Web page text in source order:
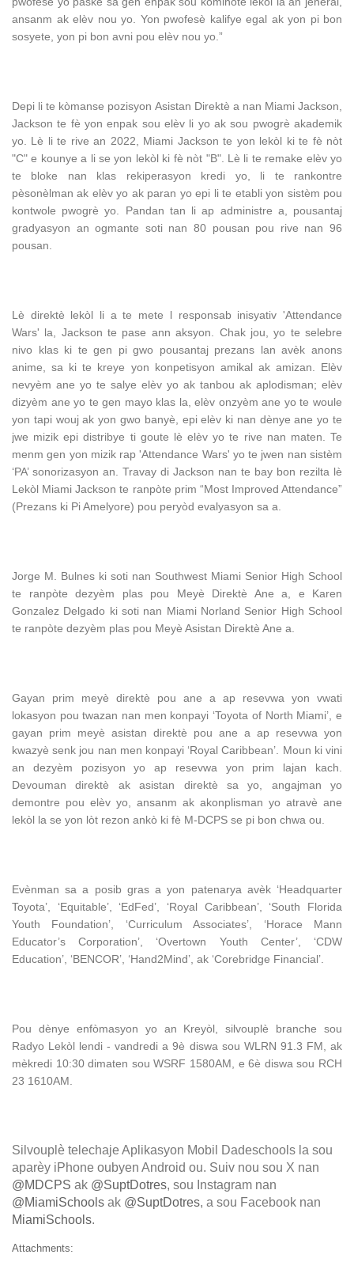
ansanm ak elèv nou yo. Yon pwofesè kalifye egal ak yon pi bon
sosyete, yon pi bon avni pou elèv nou yo.”
Depi li te kòmanse pozisyon Asistan Direktè a nan Miami Jackson,
Jackson te fè yon enpak sou elèv li yo ak sou pwogrè akademik
yo. Lè li te rive an 2022, Miami Jackson te yon lekòl ki te fè nòt
"C" e kounye a li se yon lekòl ki fè nòt "B". Lè li te remake elèv yo
te bloke nan klas rekiperasyon kredi yo, li te rankontre
pèsonèlman ak elèv yo ak paran yo epi li te etabli yon sistèm pou
kontwole pwogrè yo. Pandan tan li ap administre a, pousantaj
gradyasyon an ogmante soti nan 80 pousan pou rive nan 96
pousan.
Lè direktè lekòl li a te mete l responsab inisyativ 'Attendance
Wars' la, Jackson te pase ann aksyon. Chak jou, yo te selebre
nivo klas ki te gen pi gwo pousantaj prezans lan avèk anons
anime, sa ki te kreye yon konpetisyon amikal ak amizan. Elèv
nevyèm ane yo te salye elèv yo ak tanbou ak aplodisman; elèv
dizyèm ane yo te gen mayo klas la, elèv onzyèm ane yo te woule
yon tapi wouj ak yon gwo banyè, epi elèv ki nan dènye ane yo te
jwe mizik epi distribye ti goute lè elèv yo te rive nan maten. Te
menm gen yon mizik rap 'Attendance Wars' yo te jwen nan sistèm
‘PA’ sonorizasyon an. Travay di Jackson nan te bay bon rezilta lè
Lekòl Miami Jackson te ranpòte prim “Most Improved Attendance”
(Prezans ki Pi Amelyore) pou peryòd evalyasyon sa a.
Jorge M. Bulnes ki soti nan Southwest Miami Senior High School
te ranpòte dezyèm plas pou Meyè Direktè Ane a, e Karen
Gonzalez Delgado ki soti nan Miami Norland Senior High School
te ranpòte dezyèm plas pou Meyè Asistan Direktè Ane a.
Gayan prim meyè direktè pou ane a ap resevwa yon vwati
lokasyon pou twazan nan men konpayi ‘Toyota of North Miami’, e
gayan prim meyè asistan direktè pou ane a ap resevwa yon
kwazyè senk jou nan men konpayi ‘Royal Caribbean’. Moun ki vini
an dezyèm pozisyon yo ap resevwa yon prim lajan kach.
Devouman direktè ak asistan direktè sa yo, angajman yo
demontre pou elèv yo, ansanm ak akonplisman yo atravè ane
lekòl la se yon lòt rezon ankò ki fè M-DCPS se pi bon chwa ou.
Evènman sa a posib gras a yon patenarya avèk ‘Headquarter
Toyota’, ‘Equitable’, ‘EdFed’, ‘Royal Caribbean’, ‘South Florida
Youth Foundation’, ‘Curriculum Associates’, ‘Horace Mann
Educator’s Corporation’, ‘Overtown Youth Center’, ‘CDW
Education’, ‘BENCOR’, ‘Hand2Mind’, ak ‘Corebridge Financial’.
Pou dènye enfòmasyon yo an Kreyòl, silvouplè branche sou
Radyo Lekòl lendi - vandredi a 9è diswa sou WLRN 91.3 FM, ak
mèkredi 10:30 dimaten sou WSRF 1580AM, e 6è diswa sou RCH
23 1610AM.
Silvouplè telechaje Aplikasyon Mobil Dadeschools la sou
aparèy iPhone oubyen Android ou. Suiv nou sou X nan
@MDCPS ak @SuptDotres, sou Instagram nan
@MiamiSchools ak @SuptDotres, a sou Facebook nan
MiamiSchools.
Attachments: